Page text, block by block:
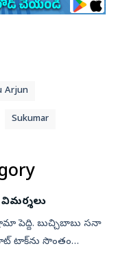
Arjun
Sukumar
పెద్ది. బుచ్చిబాబు సనా
టాక్‌ను సొంతం